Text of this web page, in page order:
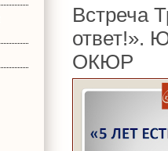
Встреча
ответ!».
ОКЮР